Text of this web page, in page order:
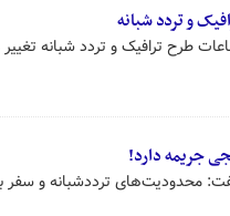
و تردد شبانه
طرح ترافیک و تردد شبانه
محدودیت‌های ترددشبانه و سفر